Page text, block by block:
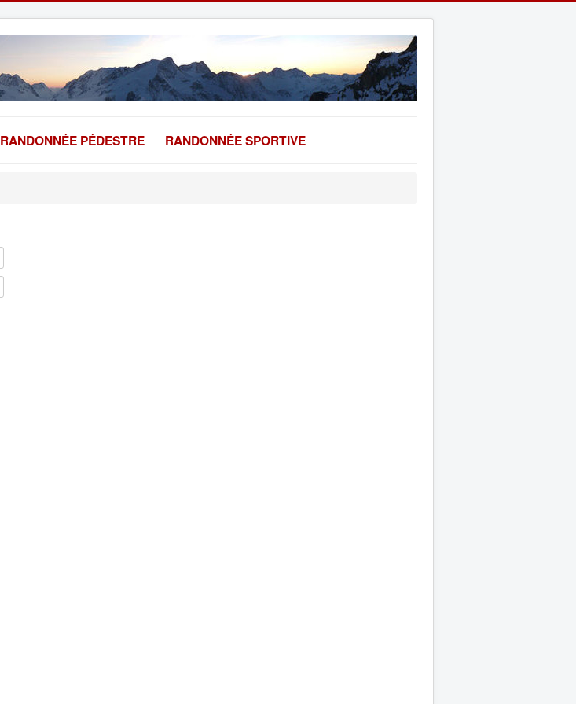
RANDONNÉE PÉDESTRE RANDONNÉE SPORTIVE